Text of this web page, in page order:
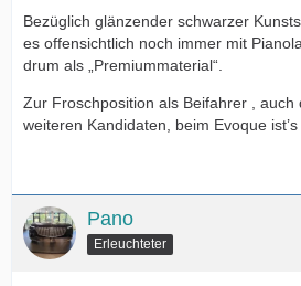
Bezüglich glänzender schwarzer
es offensichtlich noch immer mit
drum als „Premiummaterial“.
Zur Froschposition als Beifahrer , auch
weiteren Kandidaten, beim Evoque
Pano
Erleuchteter